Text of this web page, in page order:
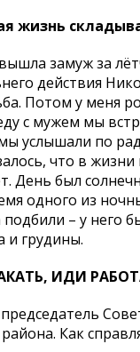
жизнь
замуж за
действия
Потом у меня
с мужем мы
услышали по
что в жизни
День был
одного из
– у него
и грудины.
ИДИ
Как